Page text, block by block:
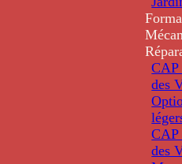
CAP
des
CAP
des